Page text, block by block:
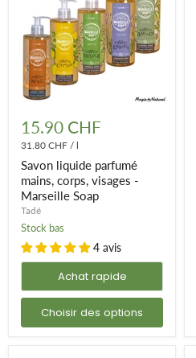
liquide
parfumé
mains,
corps,
visages
Marseille
Soap
15.90 CHF
31.80 CHF / l
Savon liquide parfumé
mains, corps, visages -
Marseille Soap
Tadé
Stock bas
4 avis
Achat rapide
Choisir des options